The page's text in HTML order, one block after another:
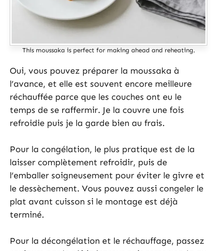
This moussaka is perfect for making ahead and reheating.
Oui, vous pouvez préparer la moussaka à
l’avance, et elle est souvent encore meilleure
réchauffée parce que les couches ont eu le
temps de se raffermir. Je la couvre une fois
refroidie puis je la garde bien au frais.
Pour la congélation, le plus pratique est de la
laisser complètement refroidir, puis de
l’emballer soigneusement pour éviter le givre et
le dessèchement. Vous pouvez aussi congeler le
plat avant cuisson si le montage est déjà
terminé.
Pour la décongélation et le réchauffage, passez